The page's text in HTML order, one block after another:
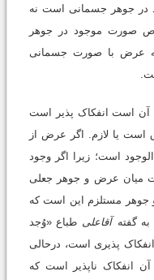
در جوهر جسمانى است نه
صورت موجود در جوهر
عرض با صورت جسمانى
است انفکاک پذیر است
است یا لازم. اگر عرض از
است؛ زیرا اگر وجود
میان عرض و جوهر جعلى
جوهر مستلزم این است که
گفته آقاعلى طباع «وُجد
پذیرى است، درحالى
انفکاک ناپذیر است که